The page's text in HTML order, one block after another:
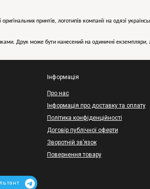
принтів, логотипів компанії на одязі
Друк може бути нанесений на одиничні екземпляри,
Інформація
Про нас
Інформація про доставку та оплату
Політика конфіденційності
Договір публічної оферти
Зворотній зв’язок
Повернення товару